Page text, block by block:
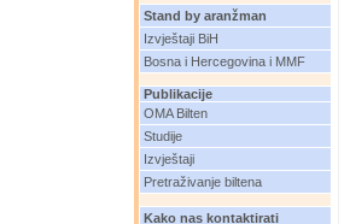
Stand by aranžman
Izvještaji BiH
Bosna i Hercegovina i MMF
Publikacije
OMA Bilten
Studije
Izvještaji
Pretraživanje biltena
Kako nas kontaktirati